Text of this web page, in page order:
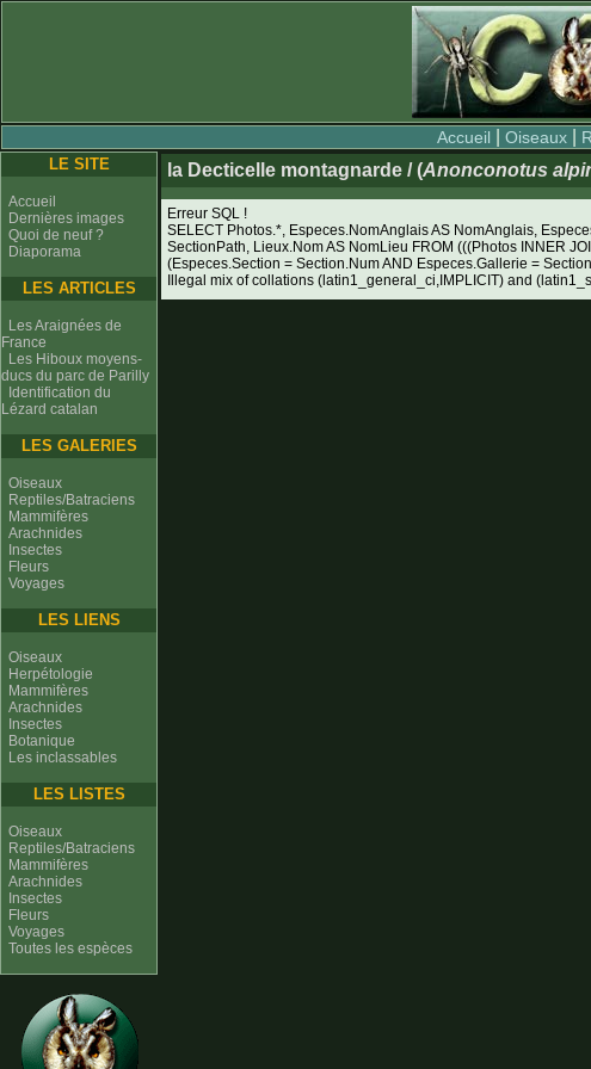
Accueil |Oiseaux
LE SITE
Accueil
Dernières images
Quoi de neuf ?
Diaporama
LES ARTICLES
Les Araignées de
France
Les Hiboux moyens-
ducs du parc de Parilly
Identification du
Lézard catalan
LES GALERIES
Oiseaux
Reptiles/Batraciens
Mammifères
Arachnides
Insectes
Fleurs
Voyages
LES LIENS
Oiseaux
Herpétologie
Mammifères
Arachnides
Insectes
Botanique
Les inclassables
LES LISTES
Oiseaux
Reptiles/Batraciens
Mammifères
Arachnides
Insectes
Fleurs
Voyages
Toutes les espèces
la Decticelle montagnarde / (Anonconotus
Erreur SQL !
SELECT Photos.*, Especes.NomAnglais AS NomAnglais,
SectionPath, Lieux.Nom AS NomLieu FROM (((Photos INNER
(Especes.Section = Section.Num AND Especes.Gallerie =
Illegal mix of collations (latin1_general_ci,IMPLICIT) and